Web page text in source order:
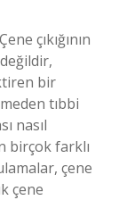
çıkığının
bir
tıbbi
nasıl
birçok farklı
çene
çene